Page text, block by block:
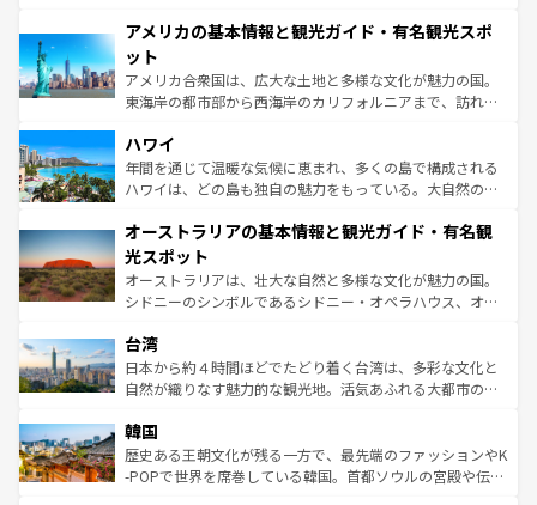
ンツ一覧を参照してほしい。
の建物がそのまま残る町や、スイスならではのユニークな
博物館もあり、アルプス観光だけでなく町歩きも満喫する
ことができる。国民の所得が高いため物価も高いが、旅行
者向けの交通パス提供のサービスもあり、うまく活用すれ
着のスイス情報は
アメリカの基本情報と観光ガイド・有名観光スポ
ット
アメリカ合衆国は、広大な土地と多様な文化が魅力の国。
東海岸の都市部から西海岸のカリフォルニアまで、訪れる
のような巨大都市は、観光、ショッピング、エンターテイ
ンメントが詰まった刺激的なスポットだ。一方、アメリカ
西部には大自然が広がり、グランドキャニオンやイエロー
部のニューオーリンズでは、音楽と美食が融合した独特の
文化が魅力。旅行者はアメリカの各地域で異なる魅力を楽
しみながら、その多様性と豊かな歴史を感じることができ
るだろう。車でのロードトリップや列車の旅も、アメリカ
情報は
ハワイ
年間を通じて温暖な気候に恵まれ、多くの島で構成される
ハワイは、どの島も独自の魅力をもっている。大自然の神
ワイ島は見逃せない。また、定番の観光地といえばオアフ
島だが、静かな自然を求めるならマウイ島やカウアイ島が
おすすめ。エメラルドグリーンに輝く海をはじめ、豊かな
文化や歴史が息づいている。「アロハスピリット」と呼ば
人々、おいしいローカルフードやハワイアンミュージッ
ク、伝統的なフラダンスなど、すべてがハワイの魅力を彩
っている。訪れるたびに新しい発見と感動が待っているハ
はコンテンツ一覧
オーストラリアの基本情報と観光ガイド・有名観
光スポット
オーストラリアは、壮大な自然と多様な文化が魅力の国。
シドニーのシンボルであるシドニー・オペラハウス、オー
リアリーフや大陸中央部にそびえるウルル（エアーズロッ
ク）、タスマニアの美しい原生林やケアンズの熱帯雨林な
ど、見どころがたくさん。また、カフェやワイン、オージ
いる。アクティビティも充実しており、サーフィンやダイ
ビング、ハイキングなど、アウトドア好きにはたまらな
い。オーストラリアの多彩な魅力を存分に味わいつくそ
台湾
日本から約４時間ほどでたどり着く台湾は、多彩な文化と
自然が織りなす魅力的な観光地。活気あふれる大都市の台
ン）、静ひつな山岳地帯である台湾東部など、都市の喧騒
と山間の静けさが共存しており、訪れる人に新しい発見と
驚きをもたらしてくれる。また、奥深い台湾の食文化も魅
韓国
歴史ある王朝文化が残る一方で、最先端のファッションやK
-POPで世界を席巻している韓国。首都ソウルの宮殿や伝統